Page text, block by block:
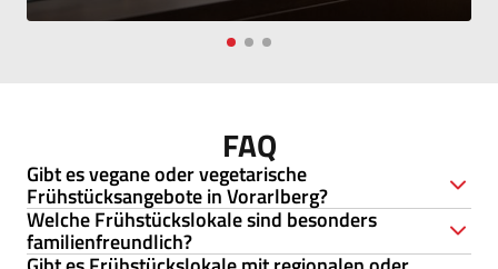
FAQ
Gibt es vegane oder vegetarische
Frühstücksangebote in Vorarlberg?
Ja, viele Cafés in der Region bieten auch vegane oder
Welche Frühstückslokale sind besonders
familienfreundlich?